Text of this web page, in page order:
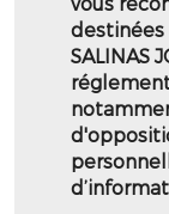
destinées
SALINAS